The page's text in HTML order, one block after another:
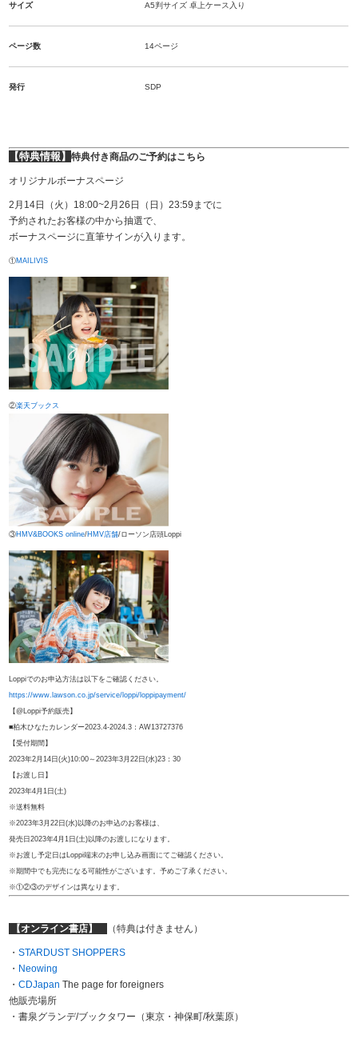
サイズ A5判サイズ 卓上ケース入り
ページ数 14ページ
発行 SDP
【特典情報】特典付き商品のご予約はこちら
オリジナルボーナスページ
2月14日（火）18:00~2月26日（日）23:59までに
予約されたお客様の中から抽選で、
ボーナスページに直筆サインが入ります。
①MAILIVIS
②楽天ブックス
③HMV&BOOKS online/HMV店舗/ローソン店頭Loppi
Loppiでのお申込方法は以下をご確認ください。
https://www.lawson.co.jp/service/loppi/loppipayment/
【@Loppi予約販売】
■柏木ひなたカレンダー2023.4-2024.3：AW13727376
【受付期間】
2023年2月14日(火)10:00～2023年3月22日(水)23：30
【お渡し日】
2023年4月1日(土)
※送料無料
※2023年3月22日(水)以降のお申込のお客様は、
発売日2023年4月1日(土)以降のお渡しになります。
※お渡し予定日はLoppi端末のお申し込み画面にてご確認ください。
※期間中でも完売になる可能性がございます。予めご了承ください。
※①②③のデザインは異なります。
【オンライン書店】 （特典は付きません）
・STARDUST SHOPPERS
・ Neowing
・CDJapan The page for foreigners
他販売場所
・書泉グランデ/ブックタワー（東京・神保町/秋葉原）